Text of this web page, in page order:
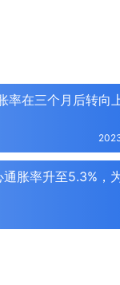
率在三个月后转向
胀率升至5.3%，